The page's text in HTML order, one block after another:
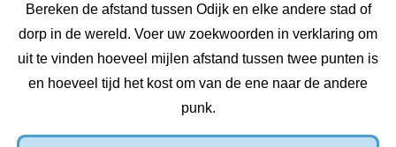
Bereken de afstand tussen Odijk en elke andere stad of
dorp in de wereld. Voer uw zoekwoorden in verklaring om
uit te vinden hoeveel mijlen afstand tussen twee punten is
en hoeveel tijd het kost om van de ene naar de andere
punk.